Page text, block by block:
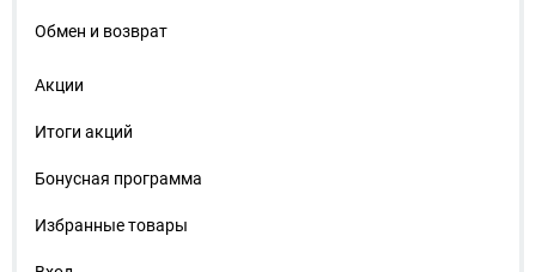
Обмен и возврат
Акции
Итоги акций
Бонусная программа
Избранные товары